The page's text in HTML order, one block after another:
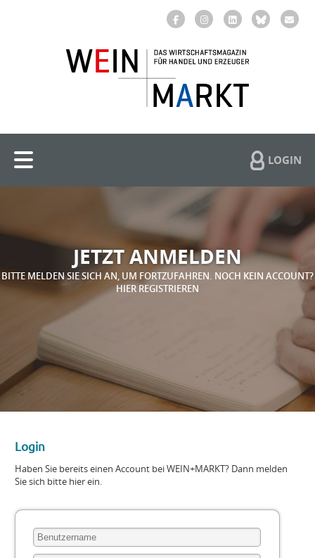
LOGIN
JETZT ANMELDEN
BITTE MELDEN SIE SICH AN, UM FORTZUFAHREN. NOCH KEIN ACCOUNT?
HIER REGISTRIEREN
Login
Haben Sie bereits einen Account bei WEIN+MARKT? Dann melden
Sie sich bitte hier ein.